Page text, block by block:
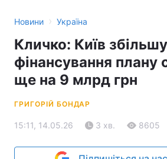
Новини › Україна
Кличко: Київ
фінансування плану
ще на 9 млрд грн
ГРИГОРІЙ БОНДАР
15:11, 14.05.26 3 хв. 8605